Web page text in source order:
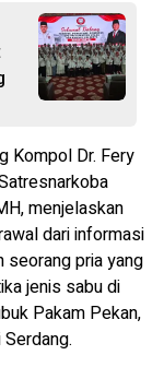
Kompol Dr. Fery
menjelaskan
dari informasi
seorang pria yang
jenis sabu di
Pakam Pekan,